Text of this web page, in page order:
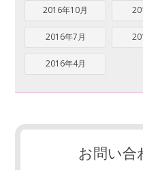
2016年10月
2016年7月
2016年4月
お問い合